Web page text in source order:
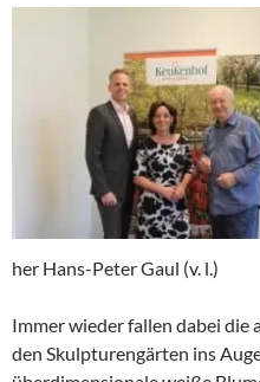
her Hans-Peter Gaul (v. l.)
Immer wieder fallen dabei die
den Skulpturengärten ins